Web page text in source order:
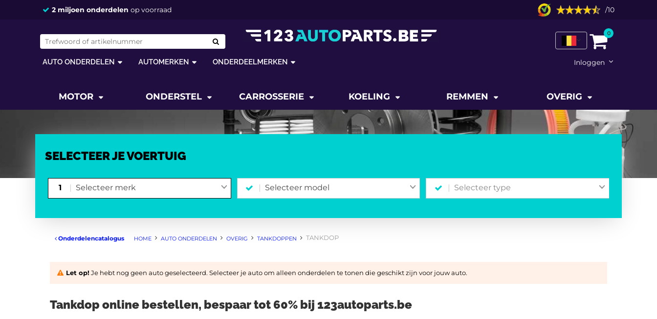
Vandaag besteld,morgen in huis *
2 miljoen onderdelen op voorraad /10
0
Inloggen
AUTO ONDERDELEN AUTOMERKEN ONDERDEELMERKEN
MOTOR ONDERSTEL CARROSSERIE KOELING REMMEN OVERIG
SELECTEER JE VOERTUIG
1 Selecteer merk Selecteer model Selecteer type
Onderdelencatalogus HOME AUTO ONDERDELEN OVERIG TANKDOPPEN TANKDOP
Let op! Je hebt nog geen auto geselecteerd. Selecteer je auto om alleen onderdelen te tonen die geschikt zijn voor jouw auto.
Tankdop online bestellen, bespaar tot 60% bij 123autoparts.be